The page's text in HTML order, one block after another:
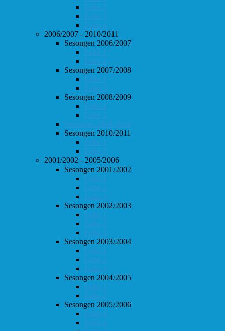
Follo 2
Follo 3
Follo 4
2006/2007 - 2010/2011
Sesongen 2006/2007
Follo 1
Follo 2
Sesongen 2007/2008
Follo 1
Follo 2
Sesongen 2008/2009
Follo 1
Follo 2
Sesongen 2009/2010
Sesongen 2010/2011
Follo 1
Follo 2
2001/2002 - 2005/2006
Sesongen 2001/2002
Follo 1
Follo 2
Follo 3
Sesongen 2002/2003
Follo 1
Follo 2
Follo 3
Sesongen 2003/2004
Follo 1
Follo 2
Follo 3
Sesongen 2004/2005
Follo 1
Follo 2
Sesongen 2005/2006
Follo 1
Follo 2